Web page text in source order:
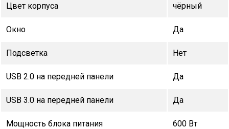
Цвет корпуса чёрный
Окно Да
Подсветка Нет
USB 2.0 на передней панели Да
USB 3.0 на передней панели Да
Мощность блока питания 600 Вт